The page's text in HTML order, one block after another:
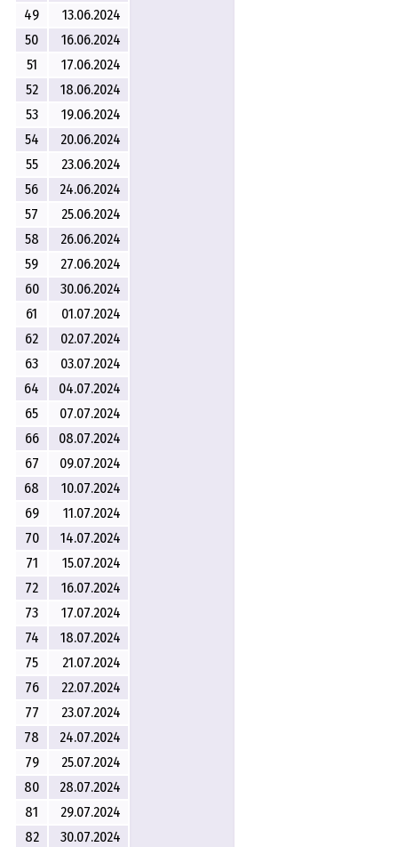
49
13.06.2024
50
16.06.2024
51
17.06.2024
52
18.06.2024
53
19.06.2024
54
20.06.2024
55
23.06.2024
56
24.06.2024
57
25.06.2024
58
26.06.2024
59
27.06.2024
60
30.06.2024
61
01.07.2024
62
02.07.2024
63
03.07.2024
64
04.07.2024
65
07.07.2024
66
08.07.2024
67
09.07.2024
68
10.07.2024
69
11.07.2024
70
14.07.2024
71
15.07.2024
72
16.07.2024
73
17.07.2024
74
18.07.2024
75
21.07.2024
76
22.07.2024
77
23.07.2024
78
24.07.2024
79
25.07.2024
80
28.07.2024
81
29.07.2024
82
30.07.2024